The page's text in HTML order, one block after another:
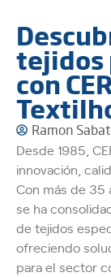
tejidos
con
Ramon
Desde 1985,
innovación,
Con más de 35
se ha
de tejidos
ofreciendo
para el sector